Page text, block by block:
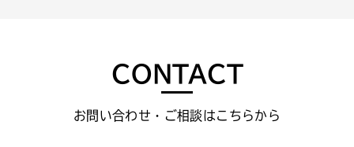
CONTACT
お問い合わせ・ご相談はこちらから